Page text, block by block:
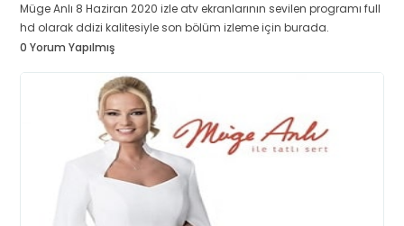
Müge Anlı 8 Haziran 2020 izle atv ekranlarının sevilen programı full
hd olarak ddizi kalitesiyle son bölüm izleme için burada.
0 Yorum Yapılmış